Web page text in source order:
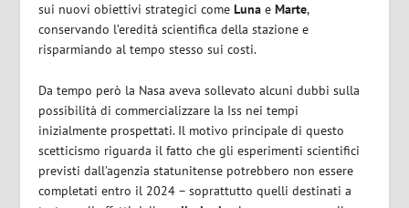
sui nuovi obiettivi strategici comeLuna eMarte,
conservando l’eredità scientifica della stazione e
risparmiando al tempo stesso sui costi.
Da tempo però la Nasa aveva sollevato alcuni dubbi sulla
possibilità di commercializzare la Iss nei tempi
inizialmente prospettati. Il motivo principale di questo
scetticismo riguarda il fatto che gli esperimenti scientifici
previsti dall’agenzia statunitense potrebbero non essere
completati entro il 2024 – soprattutto quelli destinati a